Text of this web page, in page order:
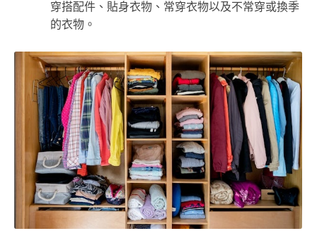
穿搭配件、貼身衣物、常穿衣物以及不常穿或換季
的衣物。